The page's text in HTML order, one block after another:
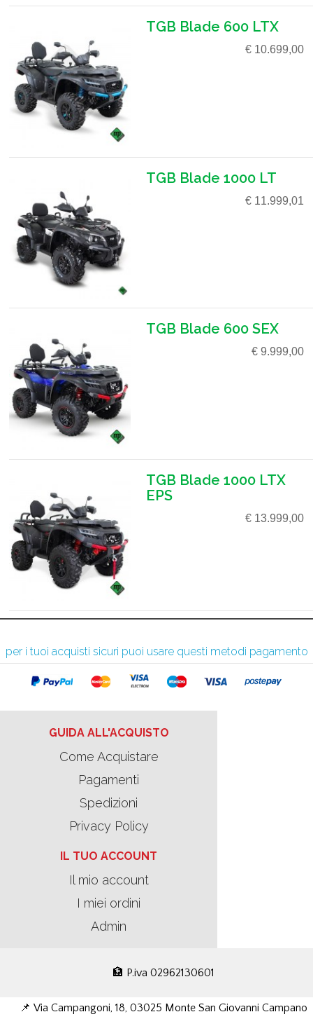
TGB Blade 600 LTX
€ 10.699,00
TGB Blade 1000 LT
€ 11.999,01
TGB Blade 600 SEX
€ 9.999,00
TGB Blade 1000 LTX
EPS
€ 13.999,00
per i tuoi acquisti sicuri puoi usare questi metodi pagamento
GUIDA ALL'ACQUISTO
Come Acquistare
Pagamenti
Spedizioni
Privacy Policy
IL TUO ACCOUNT
Il mio account
I miei ordini
Admin
🏦 P.iva 02962130601
📌 Via Campangoni, 18, 03025 Monte San Giovanni Campano